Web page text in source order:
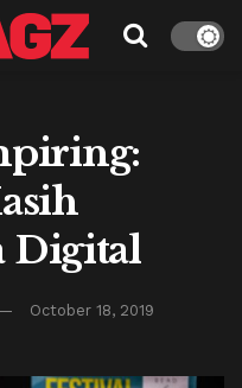
Digital
October 18, 2019